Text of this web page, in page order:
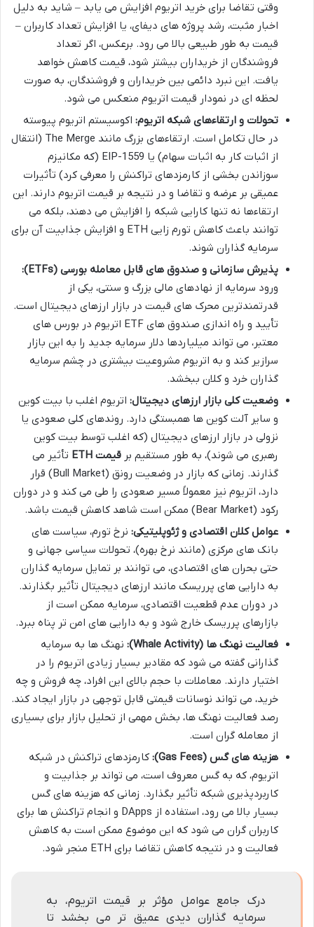
وقتی تقاضا برای خرید اتریوم افزایش می یابد – شاید به دلیل
اخبار مثبت، رشد پروژه های دیفای، یا افزایش تعداد کاربران –
قیمت به طور طبیعی بالا می رود. برعکس، اگر تعداد
فروشندگان از خریداران بیشتر شود، قیمت کاهش خواهد
یافت. این نبرد دائمی بین خریداران و فروشندگان، به صورت
لحظه ای در نمودار قیمت اتریوم منعکس می شود.
تحولات و ارتقاءهای شبکه اتریوم: اکوسیستم اتریوم پیوسته
در حال تکامل است. ارتقاءهای بزرگ مانند The Merge (انتقال
از اثبات کار به اثبات سهام) یا EIP-1559 (که مکانیزم
سوزاندن بخشی از کارمزدهای تراکنش را معرفی کرد) تأثیرات
عمیقی بر عرضه و تقاضا و در نتیجه بر قیمت اتریوم دارند. این
ارتقاءها نه تنها کارایی شبکه را افزایش می دهند، بلکه می
توانند باعث کاهش تورم زایی ETH و افزایش جذابیت آن برای
سرمایه گذاران شوند.
پذیرش سازمانی و صندوق های قابل معامله بورسی (ETFs):
ورود سرمایه از نهادهای مالی بزرگ و سنتی، یکی از
قدرتمندترین محرک های قیمت در بازار ارزهای دیجیتال است.
تأیید و راه اندازی صندوق های ETF اتریوم در بورس های
معتبر، می تواند میلیاردها دلار سرمایه جدید را به این بازار
سرازیر کند و به اتریوم مشروعیت بیشتری در چشم سرمایه
گذاران خرد و کلان ببخشد.
وضعیت کلی بازار ارزهای دیجیتال: اتریوم اغلب با بیت کوین
و سایر آلت کوین ها همبستگی دارد. روندهای کلی صعودی یا
نزولی در بازار ارزهای دیجیتال (که اغلب توسط بیت کوین
رهبری می شوند)، به طور مستقیم بر قیمت ETH
تأثیر می
گذارند. زمانی که بازار در وضعیت رونق (Bull Market) قرار
دارد، اتریوم نیز معمولاً مسیر صعودی را طی می کند و در دوران
رکود (Bear Market) ممکن است شاهد کاهش قیمت باشد.
عوامل کلان اقتصادی و ژئوپلیتیکی: نرخ تورم، سیاست های
بانک های مرکزی (مانند نرخ بهره)، تحولات سیاسی جهانی و
حتی بحران های اقتصادی، می توانند بر تمایل سرمایه گذاران
به دارایی های پرریسک مانند ارزهای دیجیتال تأثیر بگذارند.
در دوران عدم قطعیت اقتصادی، سرمایه ممکن است از
بازارهای پرریسک خارج شود و به دارایی های امن تر پناه ببرد.
فعالیت نهنگ ها (Whale Activity):
نهنگ ها به سرمایه
گذارانی گفته می شود که مقادیر بسیار زیادی اتریوم را در
اختیار دارند. معاملات با حجم بالای این افراد، چه فروش و چه
خرید، می تواند نوسانات قیمتی قابل توجهی در بازار ایجاد کند.
رصد فعالیت نهنگ ها، بخش مهمی از تحلیل بازار برای بسیاری
از معامله گران است.
هزینه های گس (Gas Fees):
کارمزدهای تراکنش در شبکه
اتریوم، که به گس معروف است، می تواند بر جذابیت و
کاربردپذیری شبکه تأثیر بگذارد. زمانی که هزینه های گس
بسیار بالا می رود، استفاده از DApps و انجام تراکنش ها برای
کاربران گران می شود که این موضوع ممکن است به کاهش
فعالیت و در نتیجه کاهش تقاضا برای ETH منجر شود.
درک جامع عوامل مؤثر بر قیمت اتریوم، به
سرمایه گذاران دیدی عمیق تر می بخشد تا